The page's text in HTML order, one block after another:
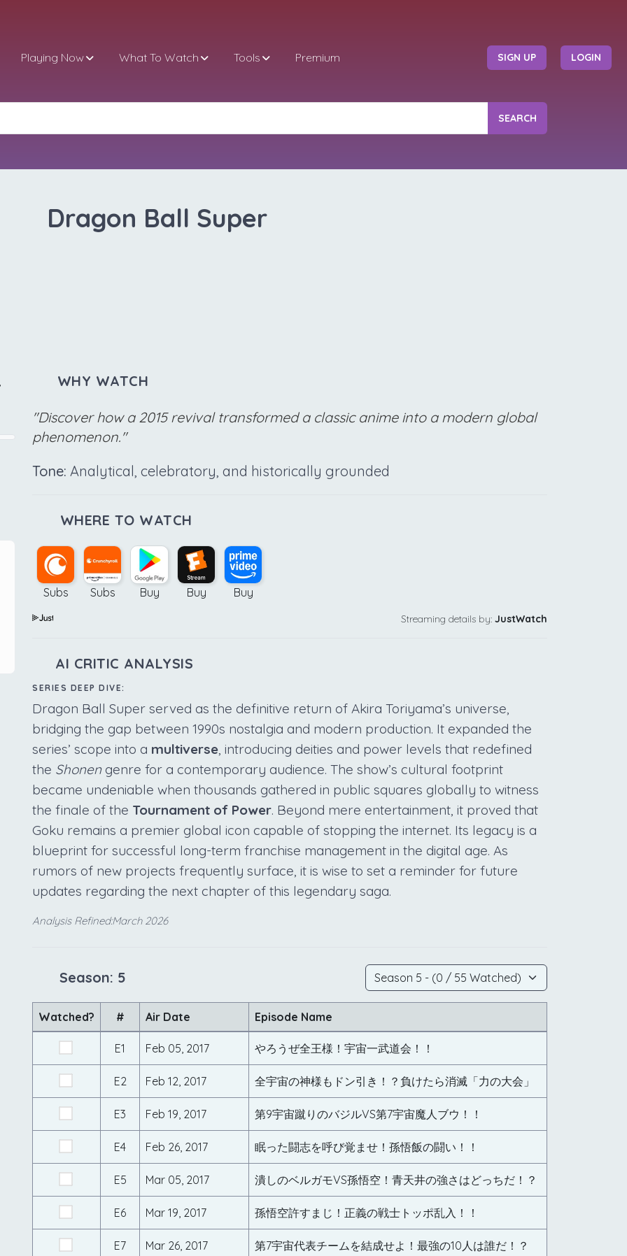
Playing Now What To Watch Tools Premium SIGN UP LOGIN
SEARCH
Dragon Ball Super
WHY WATCH
"Discover how a 2015 revival transformed a classic anime into a modern global
phenomenon."
Tone: Analytical, celebratory, and historically grounded
WHERE TO WATCH
Subs Subs Buy Buy Buy
Streaming details by: JustWatch
AI CRITIC ANALYSIS
SERIES DEEP DIVE:
Dragon Ball Super served as the definitive return of Akira Toriyama’s universe,
bridging the gap between 1990s nostalgia and modern production. It expanded the
series’ scope into a multiverse, introducing deities and power levels that redefined
the Shonengenre for a contemporary audience. The show’s cultural footprint
became undeniable when thousands gathered in public squares globally to witness
the finale of the Tournament of Power. Beyond mere entertainment, it proved that
Goku remains a premier global icon capable of stopping the internet. Its legacy is a
blueprint for successful long-term franchise management in the digital age. As
rumors of new projects frequently surface, it is wise to set a reminder for future
updates regarding the next chapter of this legendary saga.
Analysis Refined:March 2026
Season: 5
Watched? # Air Date Episode Name
E1 Feb 05, 2017 やろうぜ全王様！宇宙一武道会！！
E2 Feb 12, 2017 全宇宙の神様もドン引き！？負けたら消滅「力の大会」
E3 Feb 19, 2017 第9宇宙蹴りのバジルVS第7宇宙魔人ブウ！！
E4 Feb 26, 2017 眠った闘志を呼び覚ませ！孫悟飯の闘い！！
E5 Mar 05, 2017 潰しのベルガモVS孫悟空！青天井の強さはどっちだ！？
E6 Mar 19, 2017 孫悟空許すまじ！正義の戦士トッポ乱入！！
E7 Mar 26, 2017 第7宇宙代表チームを結成せよ！最強の10人は誰だ！？